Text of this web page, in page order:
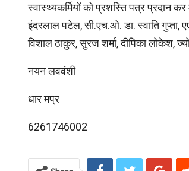
स्वास्थ्यकर्मियों को प्रशस्ति पत्र प्रदान
इंदरलाल पटेल, सी.एच.ओ. डा. स्वाति गुप्ता,
विशाल ठाकुर, सुरज शर्मा, दीपिका लोकेश,
नयन लववंशी
धार मप्र
6261746002